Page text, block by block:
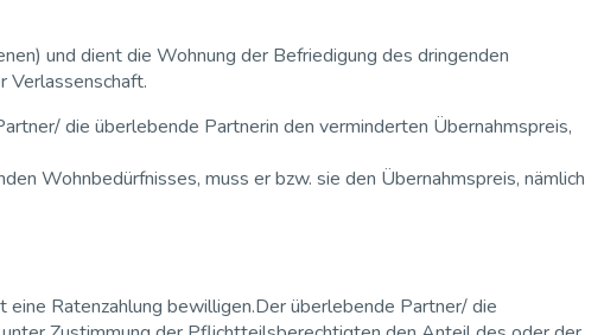
und dient die Wohnung der Befriedigung des dringenden
Verlassenschaft.
die überlebende Partnerin den verminderten Übernahmspreis,
Wohnbedürfnisses, muss er bzw. sie den Übernahmspreis, nämlich
Ratenzahlung bewilligen.Der überlebende Partner/ die